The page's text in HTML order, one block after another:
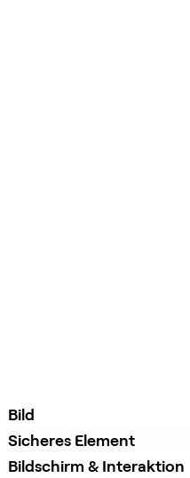
Bild
Sicheres Element
Bildschirm & Interaktion